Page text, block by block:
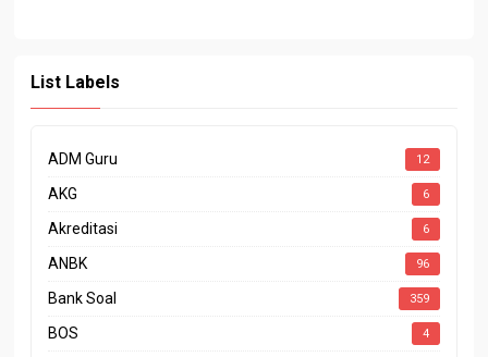
List Labels
ADM Guru 12
AKG 6
Akreditasi 6
ANBK 96
Bank Soal 359
BOS 4